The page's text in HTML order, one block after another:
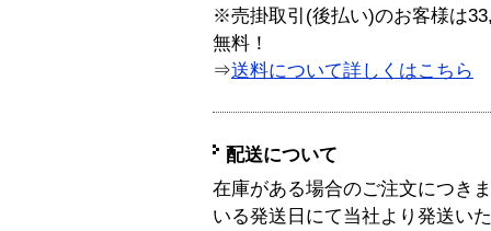
※売掛取引(後払い)のお客様は
無料！
⇒送料について詳しくはこちら
配送について
在庫がある場合のご注文につき
いる発送日にて当社より発送い